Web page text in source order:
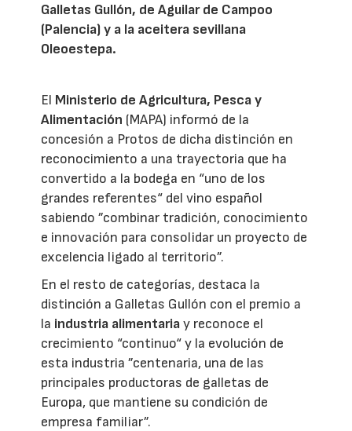
Galletas Gullón, de Aguilar de Campoo
(Palencia) y a la aceitera sevillana
Oleoestepa.
El Ministerio de Agricultura, Pesca y
Alimentación (MAPA) informó de la
concesión a Protos de dicha distinción en
reconocimiento a una trayectoria que ha
convertido a la bodega en “uno de los
grandes referentes“ del vino español
sabiendo ”combinar tradición, conocimiento
e innovación para consolidar un proyecto de
excelencia ligado al territorio”.
En el resto de categorías, destaca la
distinción a Galletas Gullón con el premio a
la industria alimentariay reconoce el
crecimiento “continuo“ y la evolución de
esta industria ”centenaria, una de las
principales productoras de galletas de
Europa, que mantiene su condición de
empresa familiar”.